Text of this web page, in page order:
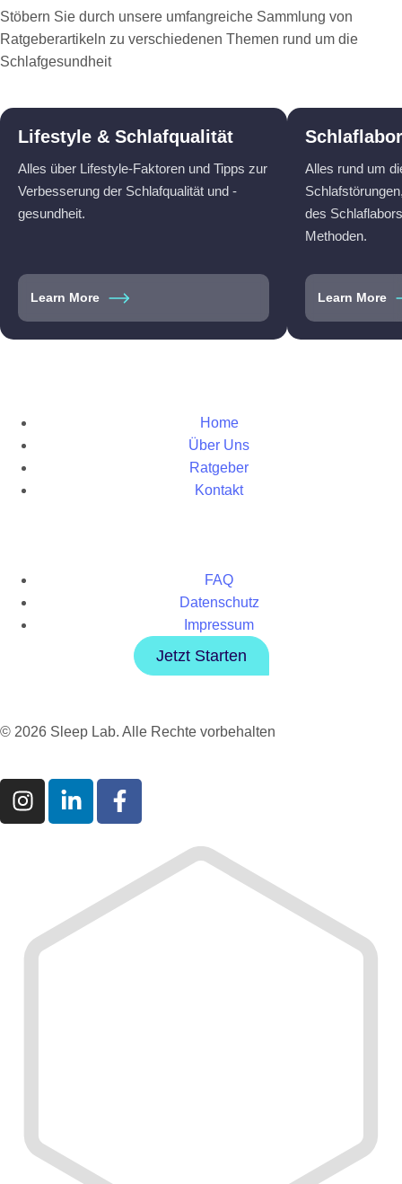
Stöbern Sie durch unsere umfangreiche Sammlung von
Ratgeberartikeln zu verschiedenen Themen rund um die
Schlafgesundheit
Lifestyle & Schlafqualität
Alles über Lifestyle-Faktoren und Tipps zur
Verbesserung der Schlafqualität und -
gesundheit.
Learn More
Alles rund um
des
Methoden.
Learn More
Home
Über Uns
Ratgeber
Kontakt
FAQ
Datenschutz
Impressum
Jetzt Starten
© 2026 Sleep Lab. Alle Rechte vorbehalten